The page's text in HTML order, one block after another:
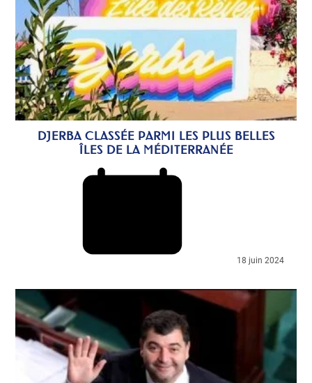
DJERBA CLASSÉE PARMI LES PLUS BELLES
ÎLES DE LA MÉDITERRANÉE
18 juin 2024